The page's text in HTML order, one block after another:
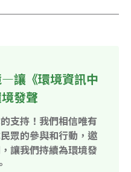
讓《環境資訊中
發聲
支持！我們相信唯有
眾的參與和行動，邀
讓我們持續為環境發